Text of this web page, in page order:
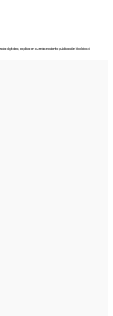
digitales, explica en su más reciente publicación Modelos d